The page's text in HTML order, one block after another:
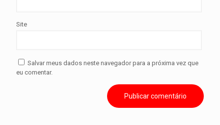
Site
Salvar meus dados neste navegador para a próxima vez que
eu comentar.